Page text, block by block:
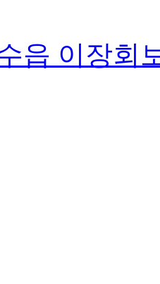
읍 이장회